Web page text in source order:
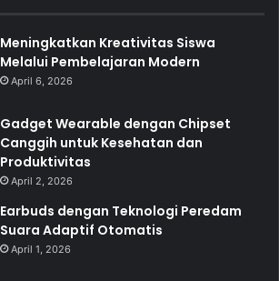
Meningkatkan Kreativitas Siswa
Melalui Pembelajaran Modern
April 6, 2026
Gadget Wearable dengan Chipset
Canggih untuk Kesehatan dan
Produktivitas
April 2, 2026
Earbuds dengan Teknologi Peredam
Suara Adaptif Otomatis
April 1, 2026